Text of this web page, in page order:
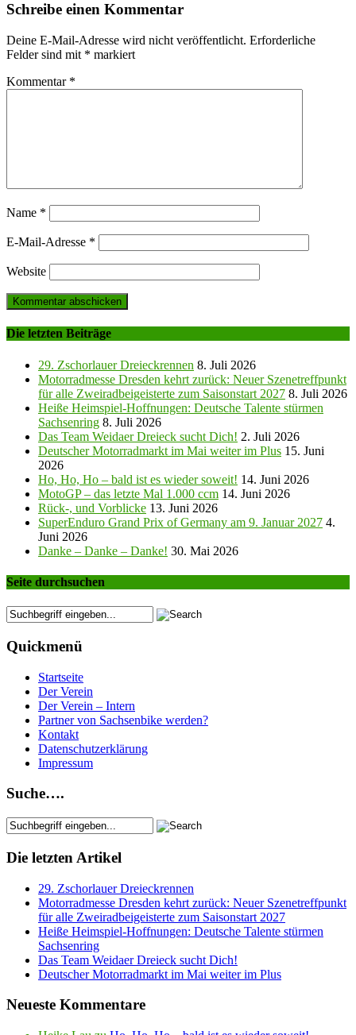
Schreibe einen Kommentar
Deine E-Mail-Adresse wird nicht veröffentlicht. Erforderliche
Felder sind mit * markiert
Kommentar *
Name *
E-Mail-Adresse *
Website
Die letzten Beiträge
29. Zschorlauer Dreieckrennen 8. Juli 2026
Motorradmesse Dresden kehrt zurück: Neuer Szenetreffpunkt
für alle Zweiradbeigeisterte zum Saisonstart 2027 8. Juli 2026
Heiße Heimspiel-Hoffnungen: Deutsche Talente stürmen
Sachsenring 8. Juli 2026
Das Team Weidaer Dreieck sucht Dich! 2. Juli 2026
Deutscher Motorradmarkt im Mai weiter im Plus 15. Juni
2026
Ho, Ho, Ho – bald ist es wieder soweit! 14. Juni 2026
MotoGP – das letzte Mal 1.000 ccm 14. Juni 2026
Rück-, und Vorblicke 13. Juni 2026
SuperEnduro Grand Prix of Germany am 9. Januar 2027 4.
Juni 2026
Danke – Danke – Danke! 30. Mai 2026
Seite durchsuchen
Quickmenü
Startseite
Der Verein
Der Verein – Intern
Partner von Sachsenbike werden?
Kontakt
Datenschutzerklärung
Impressum
Suche….
Die letzten Artikel
29. Zschorlauer Dreieckrennen
Motorradmesse Dresden kehrt zurück: Neuer Szenetreffpunkt
für alle Zweiradbeigeisterte zum Saisonstart 2027
Heiße Heimspiel-Hoffnungen: Deutsche Talente stürmen
Sachsenring
Das Team Weidaer Dreieck sucht Dich!
Deutscher Motorradmarkt im Mai weiter im Plus
Neueste Kommentare